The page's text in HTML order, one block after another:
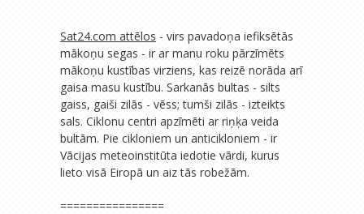
Sat24.com attēlos - virs pavadoņa iefiksētās
mākoņu segas - ir ar manu roku pārzīmēts
mākoņu kustības virziens, kas reizē norāda arī
gaisa masu kustību. Sarkanās bultas - silts
gaiss, gaiši zilās - vēss; tumši zilās - izteikts
sals. Ciklonu centri apzīmēti ar riņķa veida
bultām. Pie cikloniem un anticikloniem - ir
Vācijas meteoinstitūta iedotie vārdi, kurus
lieto visā Eiropā un aiz tās robežām.
================